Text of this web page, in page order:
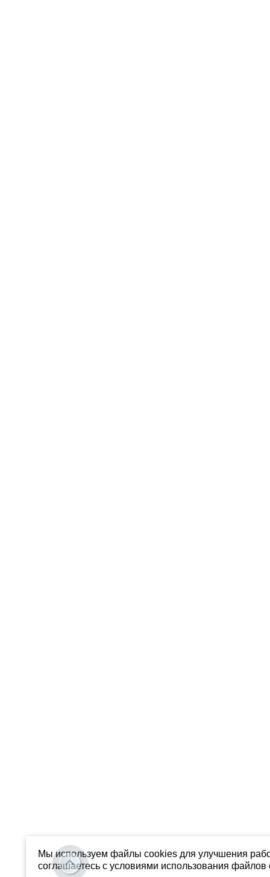
Мы используем файлы cookies для улучшения
соглашаетесь с условиями использования файлов